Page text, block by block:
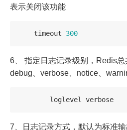
表示关闭该功能
timeout 300
6、 指定日志记录级别，Redis总
debug、verbose、notice、
loglevel verbose
7、日志记录方式，默认为标准